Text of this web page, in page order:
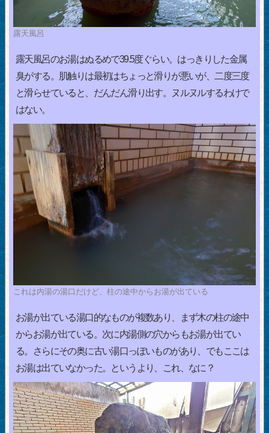
露天風呂
露天風呂のお湯はぬるめで39.5度ぐらい。はっきりした金属
臭がする。肌触りは最初はちょっと滑りが悪いが、二度三度
と滑らせていると、だんだん滑り出す。ヌルヌルするわけで
はない。
これは内湯の湯口だけど、柱の途中からお湯が出ている
お湯が出ている湯口的なものが複数あり、まず木の柱の途中
からお湯が出ている。次に内湯側の穴からもお湯が出てい
る。さらにその奥に古い湯口っぽいものがあり、でもここは
お湯は出ていなかった。というより、これ、なに？